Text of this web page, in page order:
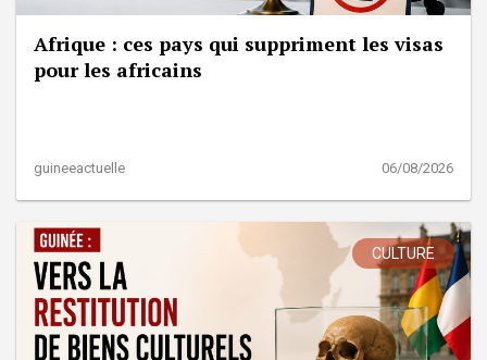
Afrique : ces pays qui suppriment les visas
pour les africains
guineeactuelle 06/08/2026
CULTURE